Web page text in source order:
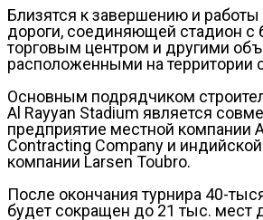
Близятся к завершению и работы
дороги, соединяющей стадион
торговым центром и другими
расположенными на территории
Основным подрядчиком
Al Rayyan Stadium является
предприятие местной компании
Contracting Company и
компании Larsen Toubro.
После окончания турнира 40-
будет сокращен до 21 тыс. мест